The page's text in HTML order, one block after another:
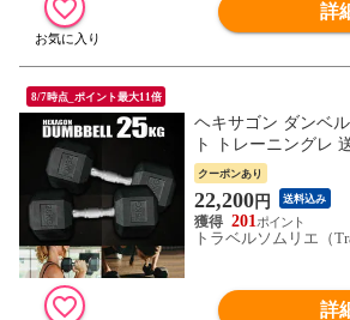
詳
8/7時点_ポイント最大11倍
ヘキサゴン ダンベ
ト トレーニングレ
縄県、離島を除く
ソムリエ w-tre5
クーポンあり
22,200円 送料込み
201
トラベルソムリエ（
詳